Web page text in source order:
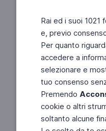
Rai ed i suoi
e, previo
Per quanto
accedere a
selezionare e
tuo consenso
Premendo
cookie o altri
soltanto alcune